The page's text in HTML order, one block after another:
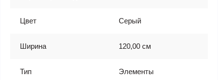
Цвет Серый
Ширина 120,00 см
Тип Элементы